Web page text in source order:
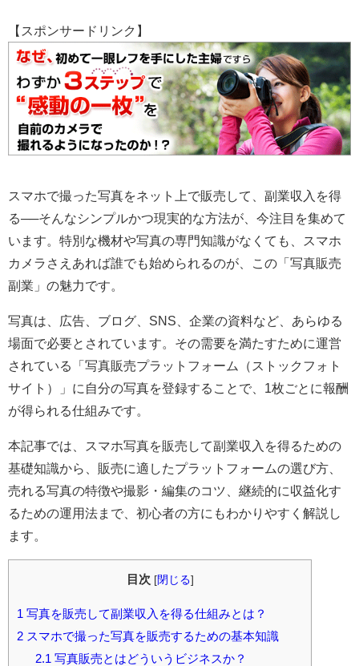
【スポンサードリンク】
スマホで撮った写真をネット上で販売して、副業収入を得
る──そんなシンプルかつ現実的な方法が、今注目を集めて
います。特別な機材や写真の専門知識がなくても、スマホ
カメラさえあれば誰でも始められるのが、この「写真販売
副業」の魅力です。
写真は、広告、ブログ、SNS、企業の資料など、あらゆる
場面で必要とされています。その需要を満たすために運営
されている「写真販売プラットフォーム（ストックフォト
サイト）」に自分の写真を登録することで、1枚ごとに報酬
が得られる仕組みです。
本記事では、スマホ写真を販売して副業収入を得るための
基礎知識から、販売に適したプラットフォームの選び方、
売れる写真の特徴や撮影・編集のコツ、継続的に収益化す
るための運用法まで、初心者の方にもわかりやすく解説し
ます。
目次 [閉じる]
1 写真を販売して副業収入を得る仕組みとは？
2 スマホで撮った写真を販売するための基本知識
2.1 写真販売とはどういうビジネスか？